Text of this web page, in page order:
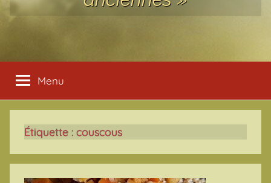
Menu
Étiquette : couscous